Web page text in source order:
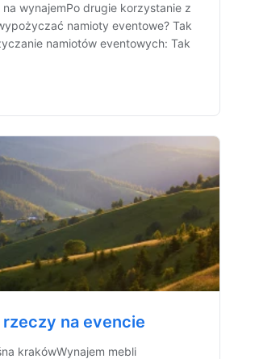
na wynajemPo drugie korzystanie z
namioty eventowe? Tak
namiotów eventowych: Tak
na evencie
krakówWynajem mebli